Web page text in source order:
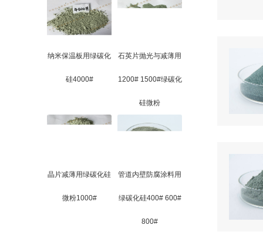
纳米保温板用绿碳化
硅4000#
石英片抛光与减薄用
1200# 1500#绿碳化
硅微粉
晶片减薄用绿碳化硅
微粉1000#
管道内壁防腐涂料用
绿碳化硅400# 600#
800#